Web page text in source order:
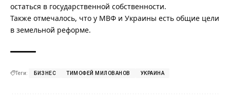
остаться в государственной собственности.
Также отмечалось, что у МВФ и Украины есть общие цели
в земельной реформе.
Теги: БИЗНЕС ТИМОФЕЙ МИЛОВАНОВ УКРАИНА